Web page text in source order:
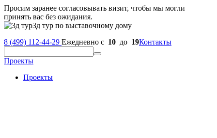
Просим заранее согласовывать визит, чтобы мы могли
принять вас без ожидания.
3д тур по выставочному дому
8 (499) 112-44-29 Ежедневно с 10 до 19Контакты
Проекты
Проекты